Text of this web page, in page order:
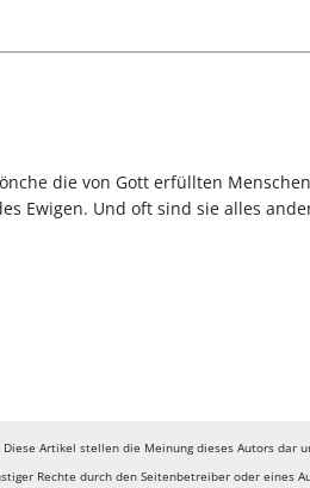
die von Gott erfüllten
Ewigen. Und oft sind sie alles
Artikel stellen die Meinung dieses Autors dar
Rechte durch den Seitenbetreiber oder eines